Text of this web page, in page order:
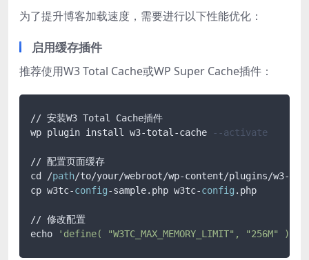
为了提升博客加载速度，需要进行以下性能优化：
启用缓存插件
推荐使用W3 Total Cache或WP Super Cache插件：
// 安装W3 Total Cache插件
wp plugin install w3-total-cache
--activate
// 配置页面缓存
cd /path/to/your/webroot/wp-content/plugins/w3-
cp w3tc-config-sample.php w3tc-config .php
// 修改配置
echo
'define( "W3TC_MAX_MEMORY_LIMIT", "256M" );'